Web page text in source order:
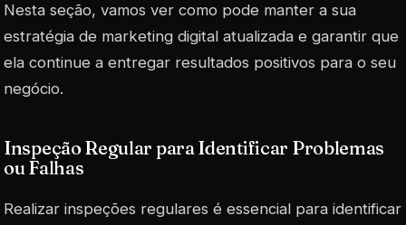
Nesta seção, vamos ver como pode manter a sua
estratégia de marketing digital atualizada e garantir que
ela continue a entregar resultados positivos para o seu
negócio.
Inspeção Regular para Identificar Problemas
ou Falhas
Realizar inspeções regulares é essencial para identificar